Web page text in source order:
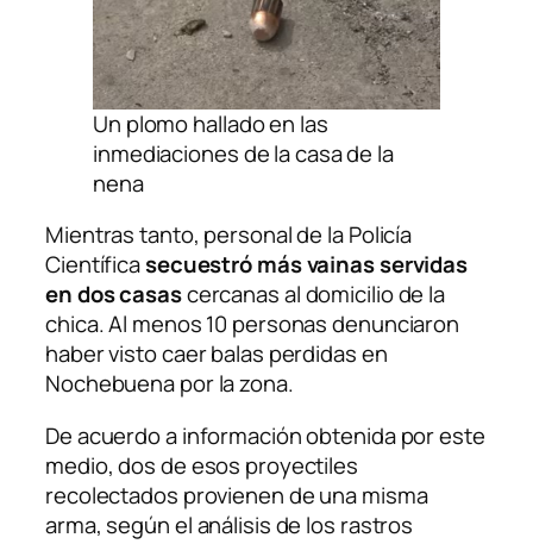
Un plomo hallado en las
inmediaciones de la casa de la
nena
Mientras tanto, personal de la Policía
Científicasecuestró más vainas servidas
en dos casascercanas al domicilio de la
chica. Al menos 10 personas denunciaron
haber visto caer balas perdidas en
Nochebuena por la zona.
De acuerdo a información obtenida por este
medio, dos de esos proyectiles
recolectados provienen de una misma
arma, según el análisis de los rastros